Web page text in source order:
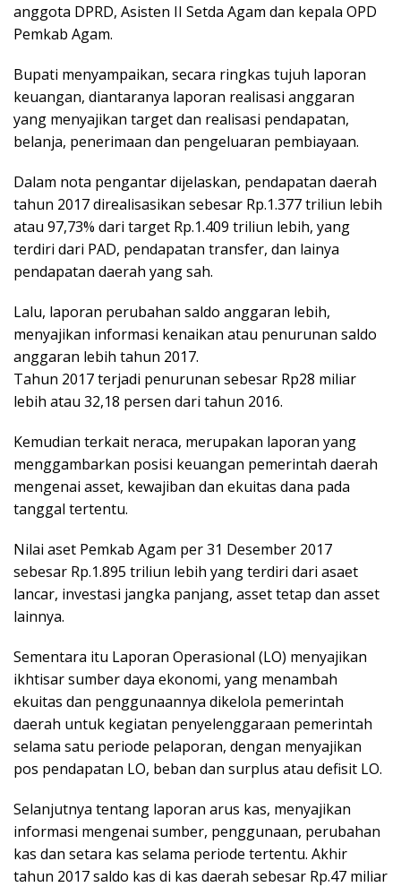
anggota DPRD, Asisten II Setda Agam dan kepala OPD
Pemkab Agam.
Bupati menyampaikan, secara ringkas tujuh laporan
keuangan, diantaranya laporan realisasi anggaran
yang menyajikan target dan realisasi pendapatan,
belanja, penerimaan dan pengeluaran pembiayaan.
Dalam nota pengantar dijelaskan, pendapatan daerah
tahun 2017 direalisasikan sebesar Rp.1.377 triliun lebih
atau 97,73% dari target Rp.1.409 triliun lebih, yang
terdiri dari PAD, pendapatan transfer, dan lainya
pendapatan daerah yang sah.
Lalu, laporan perubahan saldo anggaran lebih,
menyajikan informasi kenaikan atau penurunan saldo
anggaran lebih tahun 2017.
Tahun 2017 terjadi penurunan sebesar Rp28 miliar
lebih atau 32,18 persen dari tahun 2016.
Kemudian terkait neraca, merupakan laporan yang
menggambarkan posisi keuangan pemerintah daerah
mengenai asset, kewajiban dan ekuitas dana pada
tanggal tertentu.
Nilai aset Pemkab Agam per 31 Desember 2017
sebesar Rp.1.895 triliun lebih yang terdiri dari asaet
lancar, investasi jangka panjang, asset tetap dan asset
lainnya.
Sementara itu Laporan Operasional (LO) menyajikan
ikhtisar sumber daya ekonomi, yang menambah
ekuitas dan penggunaannya dikelola pemerintah
daerah untuk kegiatan penyelenggaraan pemerintah
selama satu periode pelaporan, dengan menyajikan
pos pendapatan LO, beban dan surplus atau defisit LO.
Selanjutnya tentang laporan arus kas, menyajikan
informasi mengenai sumber, penggunaan, perubahan
kas dan setara kas selama periode tertentu. Akhir
tahun 2017 saldo kas di kas daerah sebesar Rp.47 miliar